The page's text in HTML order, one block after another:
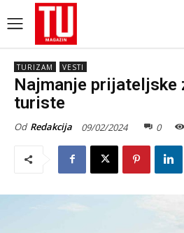
TURIZAM VESTI
Najmanje prijateljske
turiste
Od Redakcija 09/02/2024 0